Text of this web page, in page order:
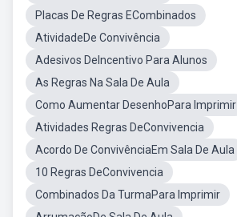
Placas De Regras ECombinados
AtividadeDe Convivência
Adesivos DeIncentivo Para Alunos
As Regras Na Sala De Aula
Como Aumentar DesenhoPara Imprimir
Atividades Regras DeConvivencia
Acordo De ConvivênciaEm Sala De Aula
10 Regras DeConvivencia
Combinados Da TurmaPara Imprimir